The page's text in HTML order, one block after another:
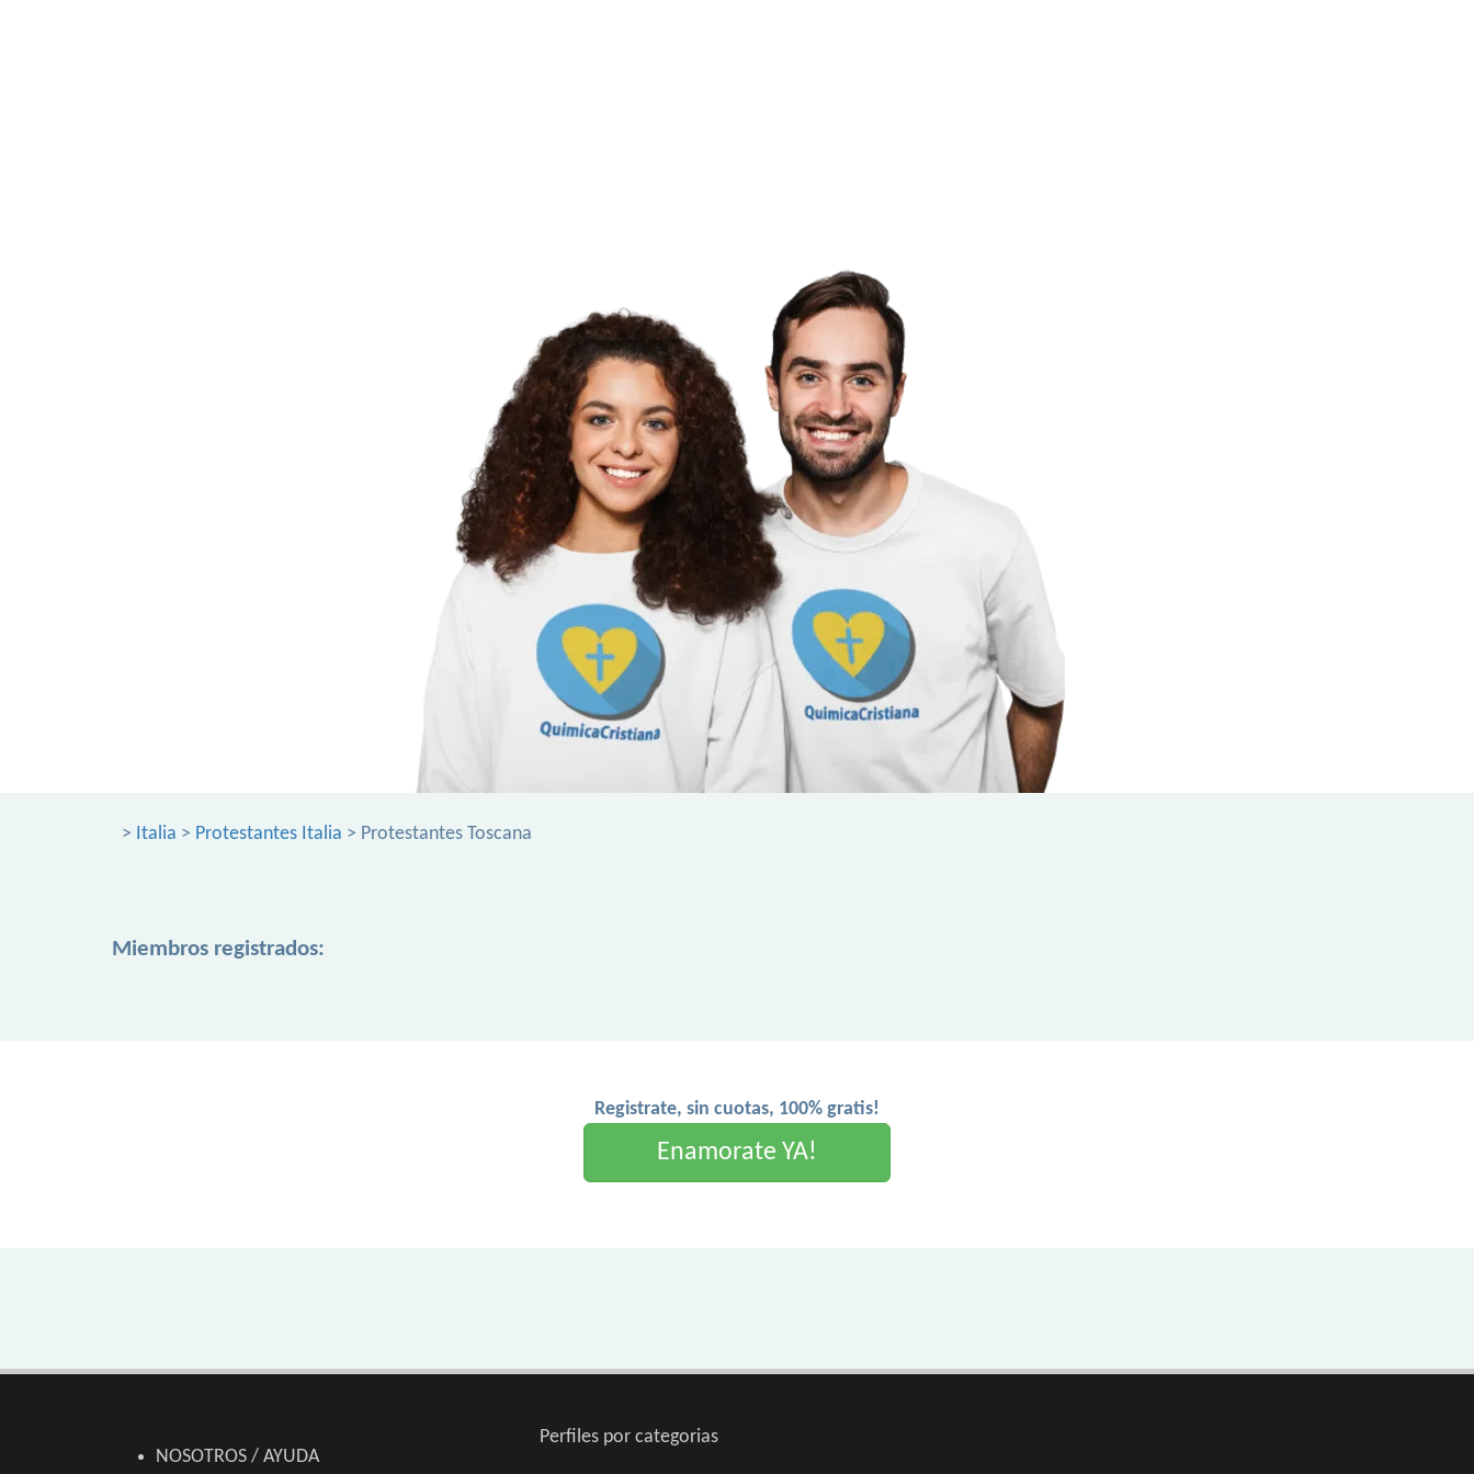
> Italia > Protestantes Italia > Protestantes Toscana
Miembros registrados:
Registrate, sin cuotas, 100% gratis!
Enamorate YA!
NOSOTROS / AYUDA
Perfiles por categorias